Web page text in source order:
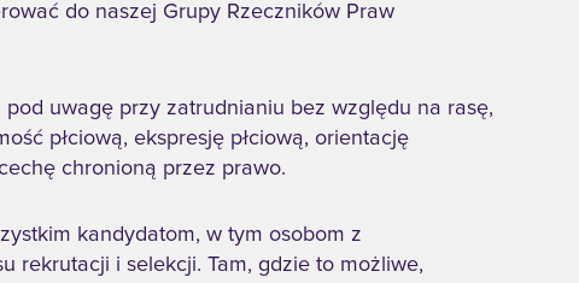
do naszej Grupy Rzeczników Praw
uwagę przy zatrudnianiu bez względu na rasę,
płciową, ekspresję płciową, orientację
chronioną przez prawo.
kandydatom, w tym osobom z
rekrutacji i selekcji. Tam, gdzie to możliwe,